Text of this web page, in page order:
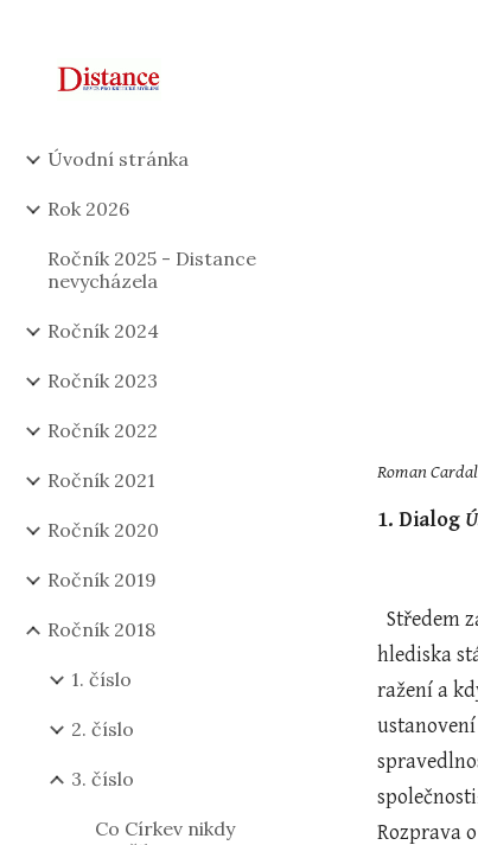
Úvodní stránka
Rok 2026
Ročník 2025 - Distance
nevycházela
Ročník 2024
Ročník 2023
Ročník 2022
Ročník 2021
Ročník 2020
Ročník 2019
Ročník 2018
1. číslo
2. číslo
3. číslo
Co Církev nikdy
Roman Cardal
1. Dialog
Středem
hlediska
ražení a
společnosti
Rozprava